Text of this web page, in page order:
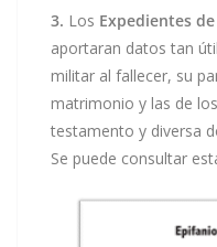
3. Los Expedientes
aportaran datos tan
militar al fallecer, su
matrimonio y las de
testamento y diversa
Se puede consultar